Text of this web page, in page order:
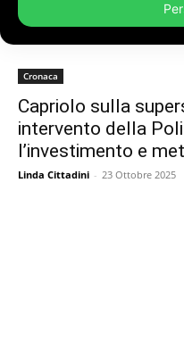
Cronaca
Capriolo sulla
intervento della
l’investimento e
Linda Cittadini - 23 Ottobre 2025